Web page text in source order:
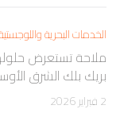
الخدمات البحرية
ملاحة تستعرض
بريك بلك الشرق الأوسط
2 فبراير 2026